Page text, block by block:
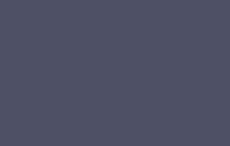
bears on the